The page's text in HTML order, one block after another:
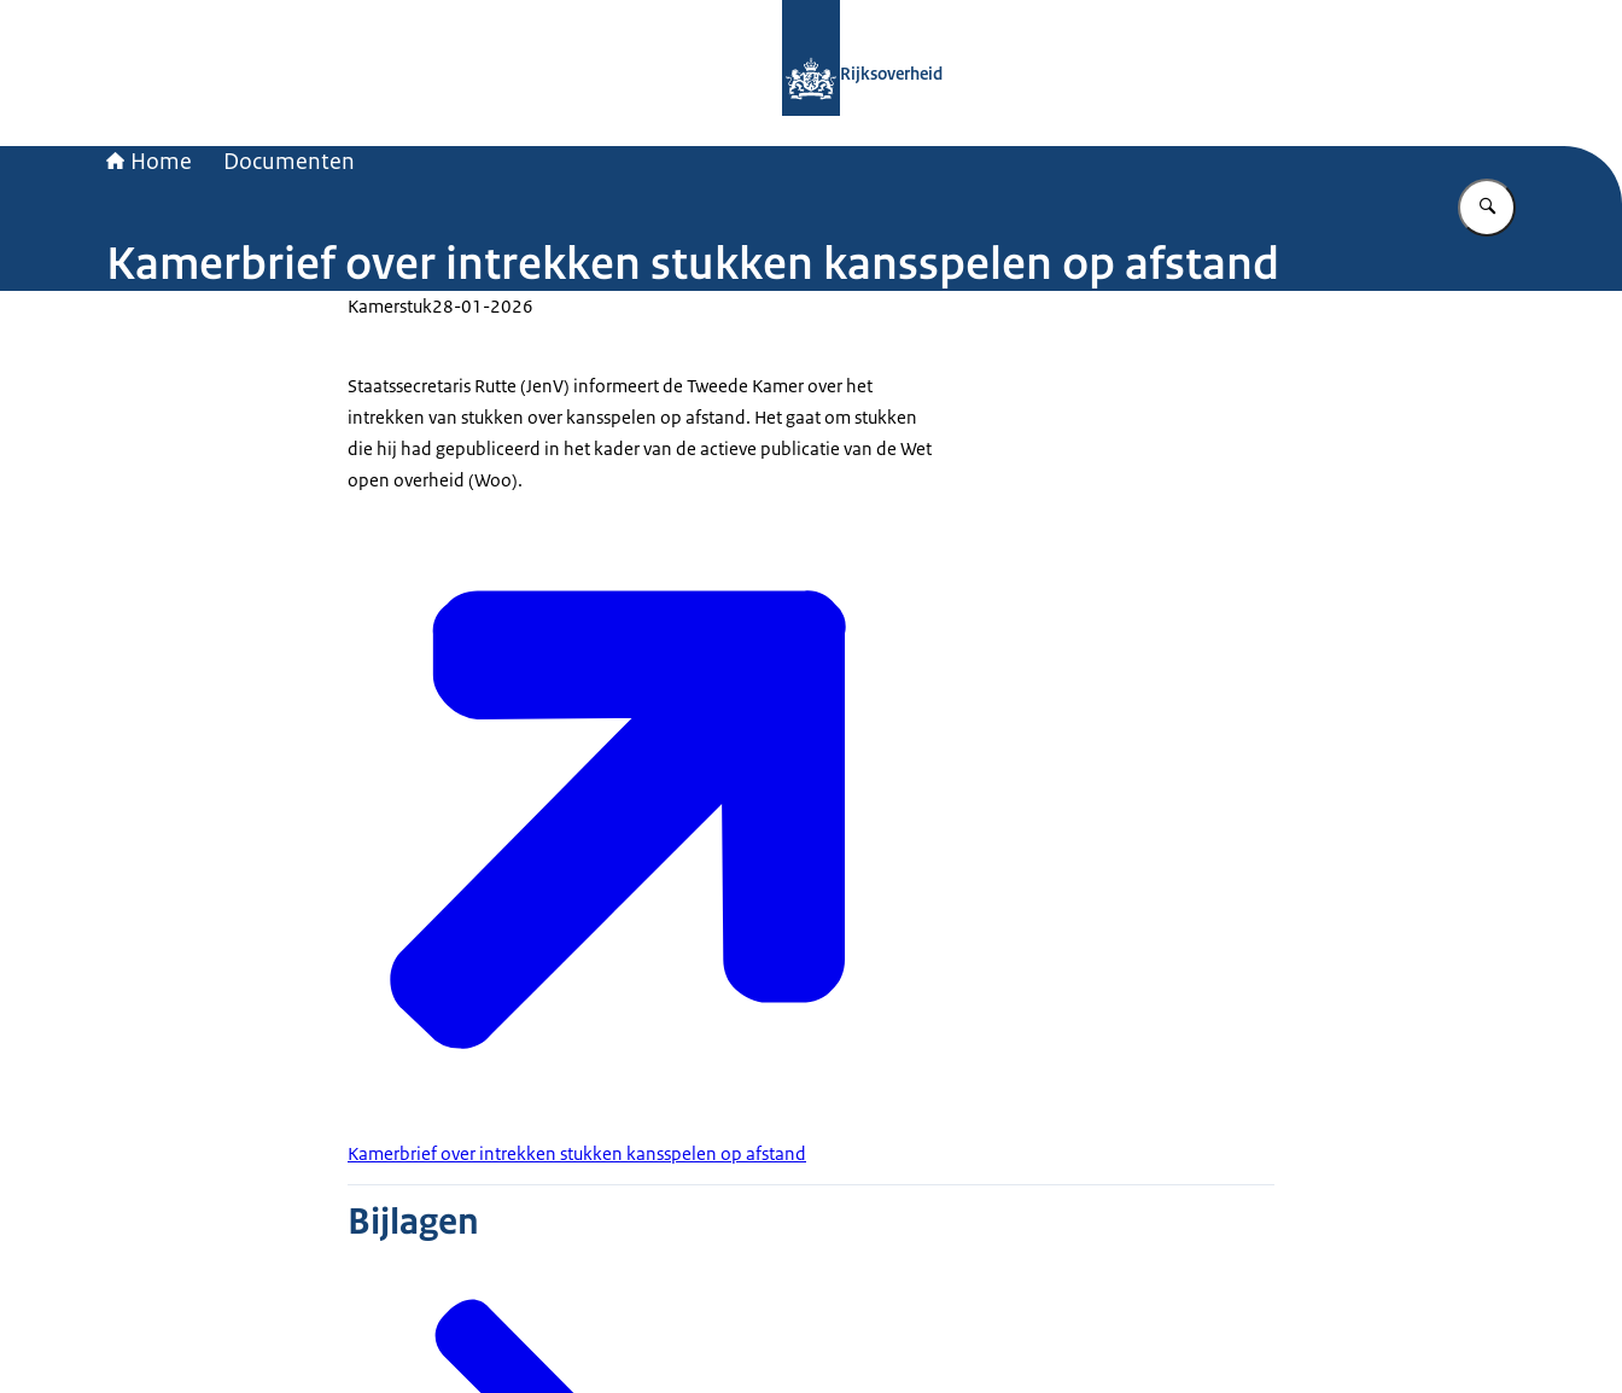
Rijksoverheid
Home Documenten
Vul in wat u
Kamerbrief over intrekken stukken kansspelen op afstand
Kamerstuk28-01-2026
Staatssecretaris Rutte (JenV) informeert de Tweede Kamer over het
intrekken van stukken over kansspelen op afstand. Het gaat om stukken
die hij had gepubliceerd in het kader van de actieve publicatie van de Wet
open overheid (Woo).
Kamerbrief over intrekken stukken kansspelen op afstand
Bijlagen